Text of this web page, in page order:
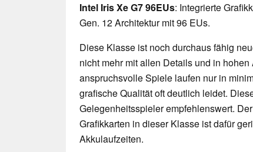
Intel Iris Xe G7 96EUs: Integrierte
Gen. 12 Architektur mit 96 EUs.
Diese Klasse ist noch durchaus fähig
nicht mehr mit allen Details und in
anspruchsvolle Spiele laufen nur in
grafische Qualität oft deutlich leidet.
Gelegenheitsspieler empfehlenswert.
Grafikkarten in dieser Klasse ist dafür
Akkulaufzeiten.